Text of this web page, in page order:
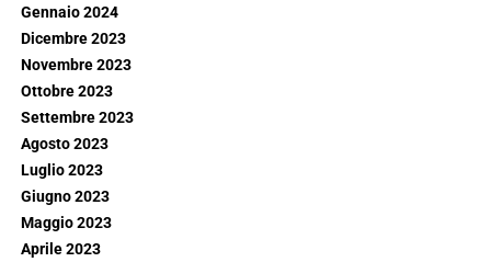
Gennaio 2024
Dicembre 2023
Novembre 2023
Ottobre 2023
Settembre 2023
Agosto 2023
Luglio 2023
Giugno 2023
Maggio 2023
Aprile 2023